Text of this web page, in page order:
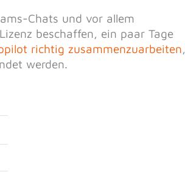
Chats und vor allem
beschaffen, ein paar Tage
richtig zusammenzuarbeiten,
werden.